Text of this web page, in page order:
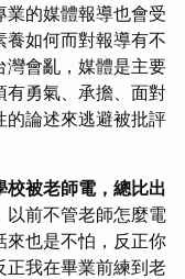
的媒體報導也會受
如何而對報導有不
灣會亂，媒體是主要
有勇氣、承擔、面對
的論述來逃避被批評
校被老師電，總比出
前不管老師怎麼電
來也是不怕，反正你
正我在畢業前練到老